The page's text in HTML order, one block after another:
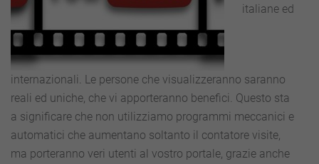
italiane ed
internazionali. Le persone che visualizzeranno saranno
reali ed uniche, che vi apporteranno benefici. Questo sta
a significare che non utilizziamo programmi meccanici e
automatici che aumentano soltanto il contatore visite,
ma porteranno veri utenti al vostro portale, grazie anche